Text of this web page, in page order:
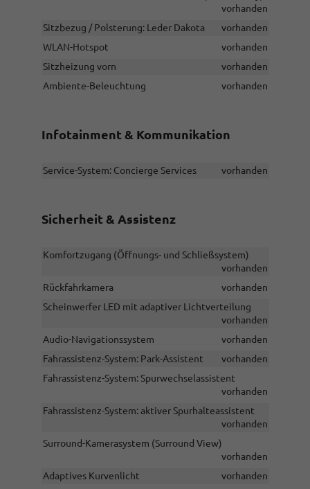
vorhanden
Sitzbezug / Polsterung: Leder Dakota
vorhanden
WLAN-Hotspot
vorhanden
Sitzheizung vorn
vorhanden
Ambiente-Beleuchtung
vorhanden
Infotainment & Kommunikation
Service-System: Concierge Services vorhanden
Sicherheit & Assistenz
Komfortzugang (Öffnungs- und Schließsystem)
vorhanden
Rückfahrkamera
vorhanden
Scheinwerfer LED mit adaptiver Lichtverteilung
vorhanden
Audio-Navigationssystem
vorhanden
Fahrassistenz-System: Park-Assistent
vorhanden
Fahrassistenz-System: Spurwechselassistent
vorhanden
Fahrassistenz-System: aktiver Spurhalteassistent
vorhanden
Surround-Kamerasystem (Surround View)
vorhanden
Adaptives Kurvenlicht
vorhanden